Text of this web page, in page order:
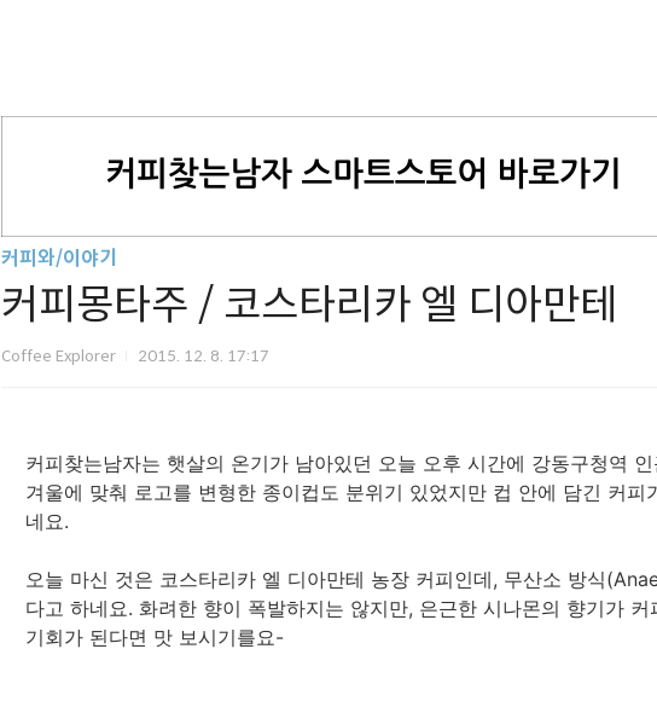
커피와/이야기
커피몽타주 / 코스타리카 엘 디아만테
Coffee Explorer 2015. 12. 8. 17:17
커피찾는남자는 햇살의 온기가 남아있던 오늘 오후 시간에 강동구청역
겨울에 맞춰 로고를 변형한 종이컵도 분위기 있었지만 컵 안에 담긴 커피
네요.
오늘 마신 것은 코스타리카 엘 디아만테 농장 커피인데, 무산소 방식
다고 하네요. 화려한 향이 폭발하지는 않지만, 은근한 시나몬의 향기가
기회가 된다면 맛 보시기를요-